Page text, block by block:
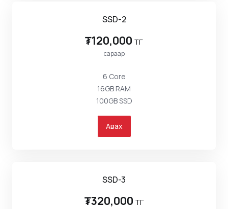
SSD-2
₮120,000 төг
сараар
6 Core
16GB RAM
100GB SSD
Авах
SSD-3
₮320,000 төг